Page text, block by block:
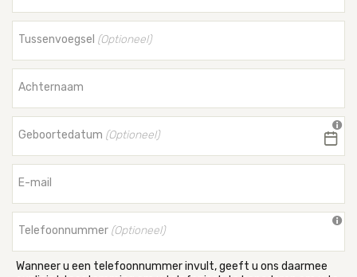
Tussenvoegsel (Optioneel)
Achternaam
Geboortedatum (Optioneel)
E-mail
Telefoonnummer (Optioneel)
Wanneer u een telefoonnummer invult, geeft u ons daarmee